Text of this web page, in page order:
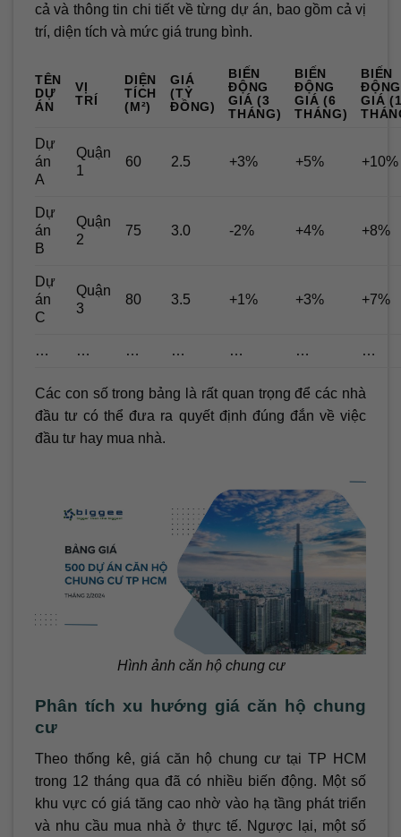
cả và thông tin chi tiết về từng dự án, bao gồm cả vị
trí, diện tích và mức giá trung bình.
TÊN
DỰ
ÁN
VỊ
TRÍ
DIỆN
TÍCH
(M²)
GIÁ
(TỶ
ĐỒNG)
BIẾN
ĐỘNG
GIÁ (3
THÁNG)
BIẾN
ĐỘNG
GIÁ (6
THÁNG)
BIẾN
ĐỘNG
GIÁ
Dự
án
A
Quận
1
60 2.5 +3% +5% +10%
Dự
án
B
Quận
2
75 3.0 -2% +4% +8%
Dự
án
C
Quận
3
80 3.5 +1% +3% +7%
… … … … … … …
Các con số trong bảng là rất quan trọng để các nhà
đầu tư có thể đưa ra quyết định đúng đắn về việc
đầu tư hay mua nhà.
Hình ảnh căn hộ chung cư
Phân tích xu hướng giá căn hộ chung
cư
Theo thống kê, giá căn hộ chung cư tại TP HCM
trong 12 tháng qua đã có nhiều biến động. Một số
khu vực có giá tăng cao nhờ vào hạ tầng phát triển
và nhu cầu mua nhà ở thực tế. Ngược lại, một số